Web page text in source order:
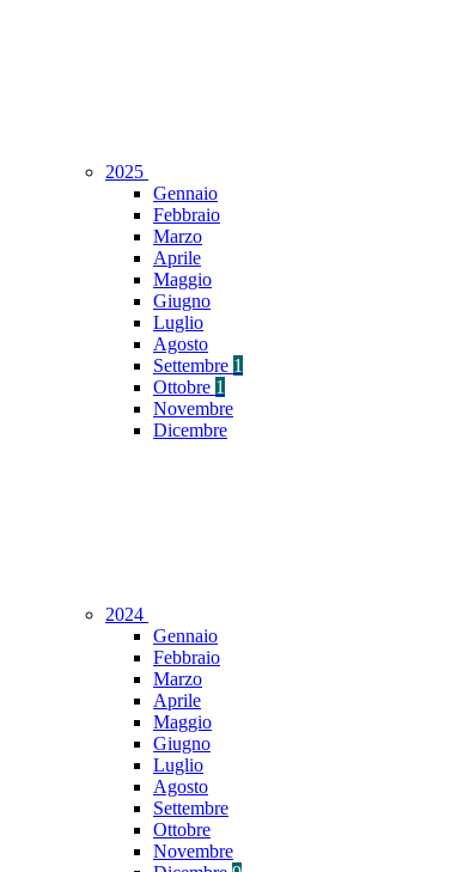
2025
Gennaio
Febbraio
Marzo
Aprile
Maggio
Giugno
Luglio
Agosto
Settembre 1
Ottobre 1
Novembre
Dicembre
2024
Gennaio
Febbraio
Marzo
Aprile
Maggio
Giugno
Luglio
Agosto
Settembre
Ottobre
Novembre